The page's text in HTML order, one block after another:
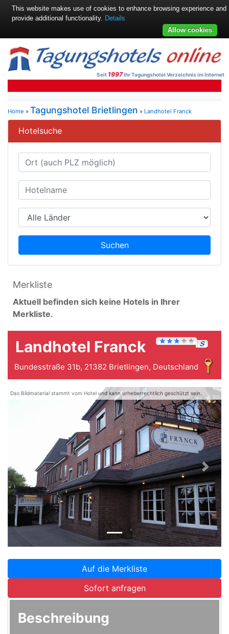
Seit 1997Ihr Tagungshotel Verzeichnis im Internet
Home » Tagungshotel Brietlingen » Landhotel Franck
Hotelsuche
Suchen
Merkliste
Aktuell befinden sich keine Hotels in Ihrer
Merkliste.
Landhotel Franck
Bundesstraße 31b, 21382 Brietlingen, Deutschland
Das Bildmaterial stammt vom Hotel und kann urheberrechtlich geschützt sein.
Zurück
Auf die Merkliste
Sofort anfragen
Beschreibung
This website makes use of cookies to enhance browsing experience and
provide additional functionality. Details
Allow cookies